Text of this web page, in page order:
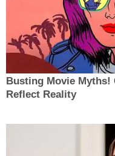
Busting Movie Myths!
Reflect Reality